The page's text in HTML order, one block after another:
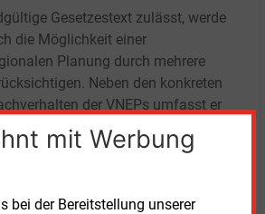
mit Werbung
bei der Bereitstellung unserer
Gesetzestext zulässt, werde
die Möglichkeit einer
Planung durch mehrere
Neben den konkreten
der VNEPs umfasst er
Transformationsplanung
– einschließlich der
mit klimaneutralem